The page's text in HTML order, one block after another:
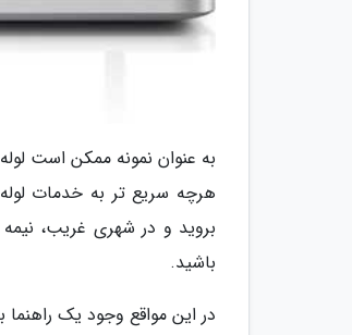
به عنوان نمونه ممکن است
هرچه سریع تر به خدمات
بروید و در شهری غریب،
باشید.
در این مواقع وجود یک